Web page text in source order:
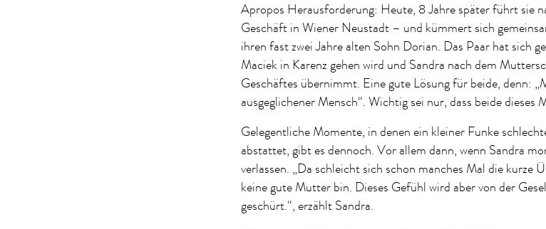
Apropos Herausforderung: Heute, 8 Jahre später führt sie
Geschäft in Wiener Neustadt – und kümmert sich
ihren fast zwei Jahre alten Sohn Dorian. Das Paar hat sich
Maciek in Karenz gehen wird und Sandra nach dem
Geschäftes übernimmt. Eine gute Lösung für beide, denn:
ausgeglichener Mensch“. Wichtig sei nur, dass beide dieses
Gelegentliche Momente, in denen ein kleiner Funke
abstattet, gibt es dennoch. Vor allem dann, wenn Sandra
verlassen. „Da schleicht sich schon manches Mal die kurze
keine gute Mutter bin. Dieses Gefühl wird aber von der
geschürt.“, erzählt Sandra.